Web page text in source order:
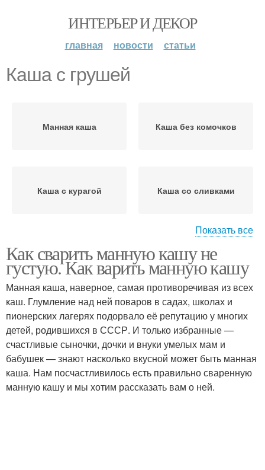
ИНТЕРЬЕР И ДЕКОР
главная новости статьи
Каша с грушей
Манная каша Каша без комочков
Каша с курагой Каша со сливками
Каша на воде Каша на литр
Любимая каша Каша из микроволновки
Каша на молоке
Показать все
Как сварить манную кашу не
густую. Как варить манную кашу
Манная каша, наверное, самая противоречивая из всех
каш. Глумление над ней поваров в садах, школах и
пионерских лагерях подорвало её репутацию у многих
детей, родившихся в СССР. И только избранные —
счастливые сыночки, дочки и внуки умелых мам и
бабушек — знают насколько вкусной может быть манная
каша. Нам посчастливилось есть правильно сваренную
манную кашу и мы хотим рассказать вам о ней.